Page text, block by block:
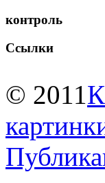
контроль
Ссылки
© 2011